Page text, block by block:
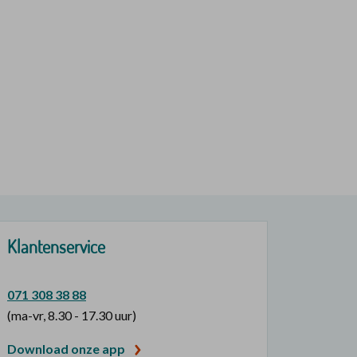
Klantenservice
071 308 38 88
(ma-vr, 8.30 - 17.30 uur)
Download onze app